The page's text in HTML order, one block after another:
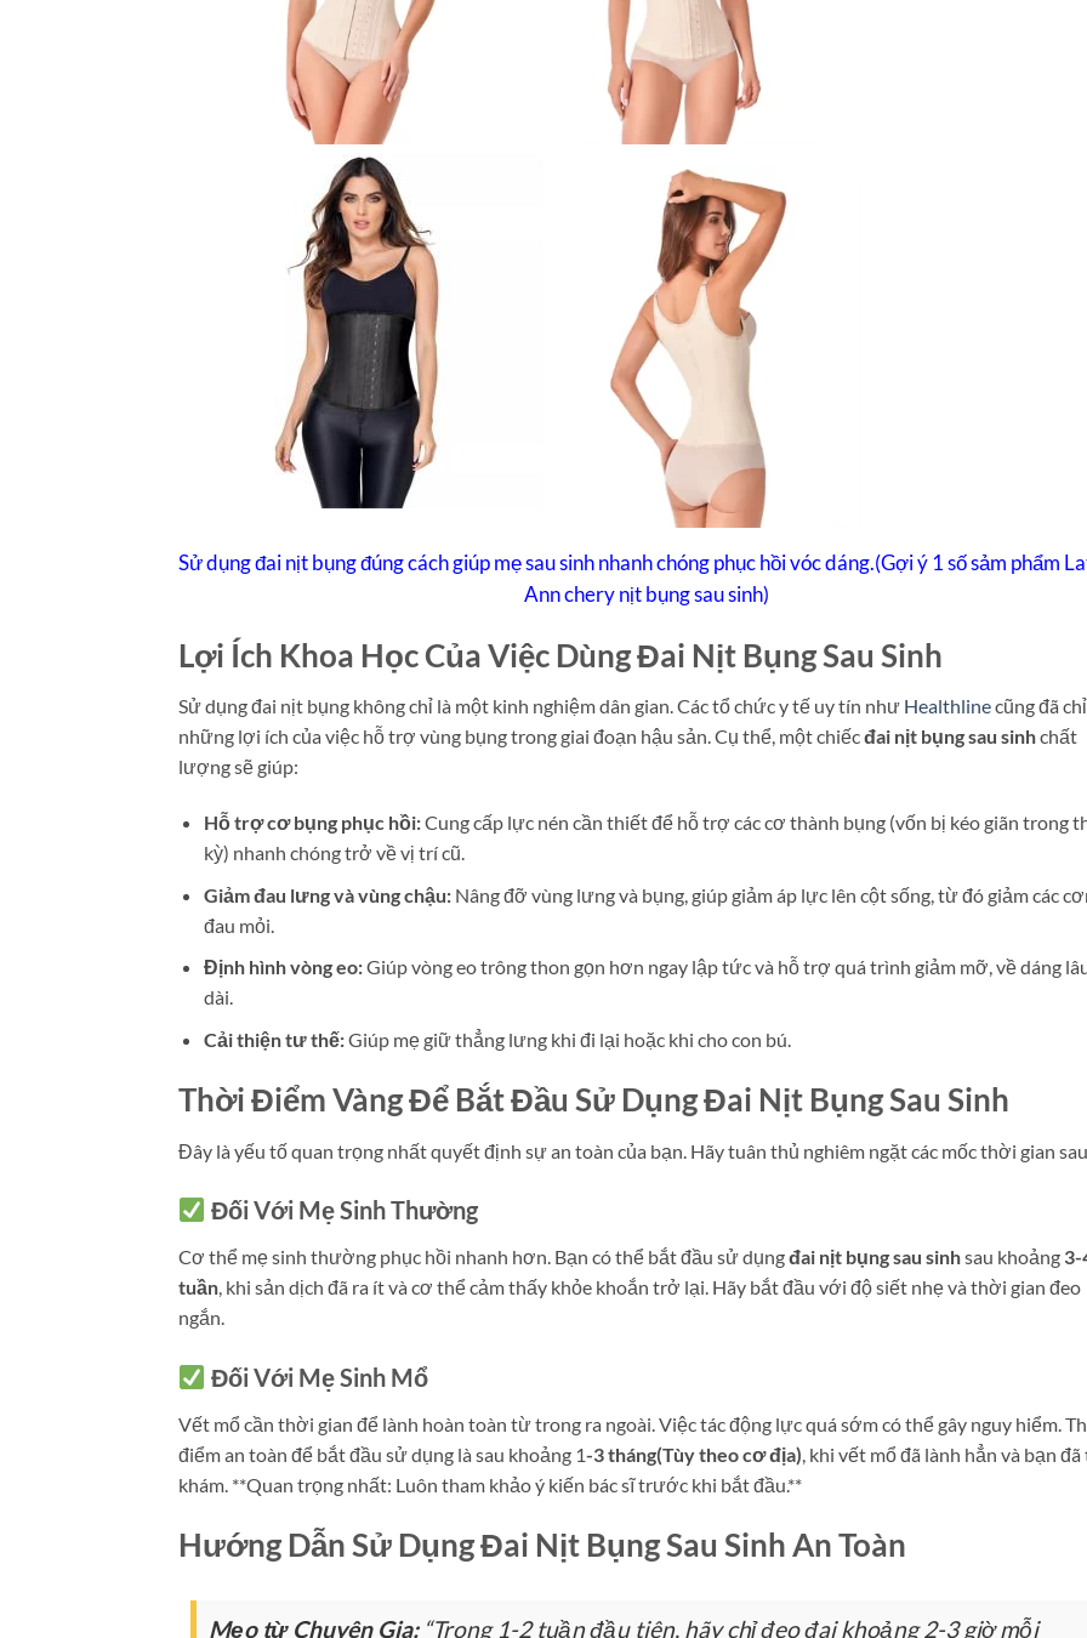
Sử dụng đai nịt bụng đúng cách giúp mẹ sau sinh nhanh chóng phục hồi vóc dáng.(Gợi ý 1 số sảm phẩm
Ann chery nịt bụng sau sinh)
Lợi Ích Khoa Học Của Việc Dùng Đai Nịt Bụng Sau Sinh
Sử dụng đai nịt bụng không chỉ là một kinh nghiệm dân gian. Các tổ chức y tế uy tín như Healthlinecũng đã
những lợi ích của việc hỗ trợ vùng bụng trong giai đoạn hậu sản. Cụ thể, một chiếcđai nịt bụng sau sinhchất
lượng sẽ giúp:
Hỗ trợ cơ bụng phục hồi:Cung cấp lực nén cần thiết để hỗ trợ các cơ thành bụng (vốn bị kéo giãn trong
kỳ) nhanh chóng trở về vị trí cũ.
Giảm đau lưng và vùng chậu:Nâng đỡ vùng lưng và bụng, giúp giảm áp lực lên cột sống, từ đó giảm các
đau mỏi.
Định hình vòng eo:Giúp vòng eo trông thon gọn hơn ngay lập tức và hỗ trợ quá trình giảm mỡ, về dáng
dài.
Cải thiện tư thế:Giúp mẹ giữ thẳng lưng khi đi lại hoặc khi cho con bú.
Thời Điểm Vàng Để Bắt Đầu Sử Dụng Đai Nịt Bụng Sau Sinh
Đây là yếu tố quan trọng nhất quyết định sự an toàn của bạn. Hãy tuân thủ nghiêm ngặt các mốc thời gian
Đối Với Mẹ Sinh Thường
Cơ thể mẹ sinh thường phục hồi nhanh hơn. Bạn có thể bắt đầu sử dụngđai nịt bụng sau sinhsau khoảng 3-
tuần, khi sản dịch đã ra ít và cơ thể cảm thấy khỏe khoắn trở lại. Hãy bắt đầu với độ siết nhẹ và thời gian đeo
ngắn.
Đối Với Mẹ Sinh Mổ
Vết mổ cần thời gian để lành hoàn toàn từ trong ra ngoài. Việc tác động lực quá sớm có thể gây nguy hiểm.
điểm an toàn để bắt đầu sử dụng là sau khoảng 1-3 tháng(Tùy theo cơ địa), khi vết mổ đã lành hẳn và bạn đã
khám. **Quan trọng nhất: Luôn tham khảo ý kiến bác sĩ trước khi bắt đầu.**
Hướng Dẫn Sử Dụng Đai Nịt Bụng Sau Sinh An Toàn
Mẹo từ Chuyên Gia:“Trong 1-2 tuần đầu tiên, hãy chỉ đeo đai khoảng 2-3 giờ mỗi